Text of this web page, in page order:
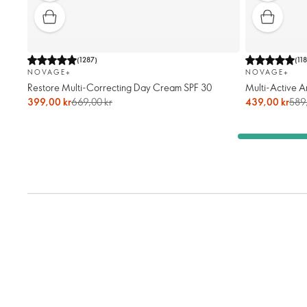
(1287)
NOVAGE+
Restore Multi-Correcting Day Cream SPF 30
399,00 kr669,00 kr
(
NOVAGE+
Multi-Active
439,00 kr